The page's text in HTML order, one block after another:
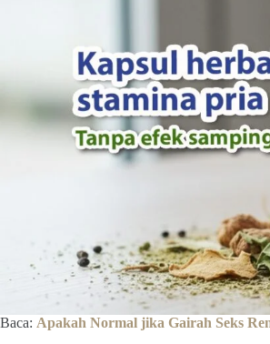
Baca: Apakah Normal jika Gairah Seks